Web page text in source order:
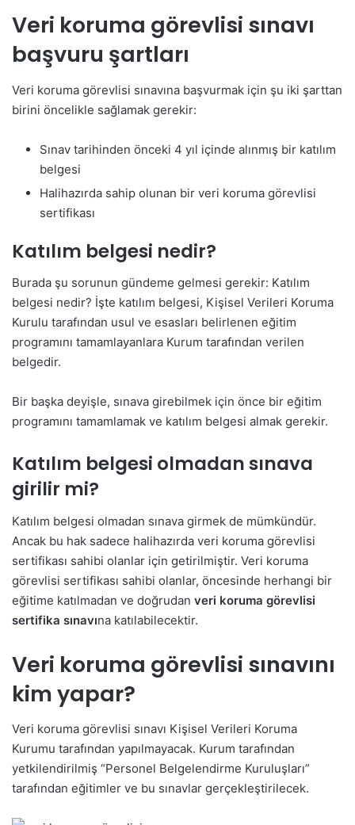
Veri koruma görevlisi sınavı
başvuru şartları
Veri koruma görevlisi sınavına başvurmak için şu iki şarttan
birini öncelikle sağlamak gerekir:
Sınav tarihinden önceki 4 yıl içinde alınmış bir katılım
belgesi
Halihazırda sahip olunan bir veri koruma görevlisi
sertifikası
Katılım belgesi nedir?
Burada şu sorunun gündeme gelmesi gerekir: Katılım
belgesi nedir? İşte katılım belgesi, Kişisel Verileri Koruma
Kurulu tarafından usul ve esasları belirlenen eğitim
programını tamamlayanlara Kurum tarafından verilen
belgedir.
Bir başka deyişle, sınava girebilmek için önce bir eğitim
programını tamamlamak ve katılım belgesi almak gerekir.
Katılım belgesi olmadan sınava
girilir mi?
Katılım belgesi olmadan sınava girmek de mümkündür.
Ancak bu hak sadece halihazırda veri koruma görevlisi
sertifikası sahibi olanlar için getirilmiştir. Veri koruma
görevlisi sertifikası sahibi olanlar, öncesinde herhangi bir
eğitime katılmadan ve doğrudan veri koruma görevlisi
sertifika sınavına katılabilecektir.
Veri koruma görevlisi sınavını
kim yapar?
Veri koruma görevlisi sınavı Kişisel Verileri Koruma
Kurumu tarafından yapılmayacak. Kurum tarafından
yetkilendirilmiş “Personel Belgelendirme Kuruluşları”
tarafından eğitimler ve bu sınavlar gerçekleştirilecek.